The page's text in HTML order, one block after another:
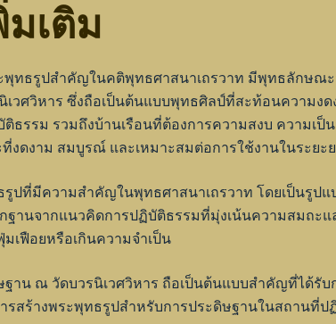
เติม
พุทธรูปสำคัญในคติพุทธศาสนาเถรวาท มีพุทธลักษณะ
วศวิหาร ซึ่งถือเป็นต้นแบบพุทธศิลป์ที่สะท้อนความง
ธรรม รวมถึงบ้านเรือนที่ต้องการความสงบ ความเ
ที่งดงาม สมบูรณ์ และเหมาะสมต่อการใช้งานในระยะ
ปที่มีความสำคัญในพุทธศาสนาเถรวาท โดยเป็นรูป
ฐานจากแนวคิดการปฏิบัติธรรมที่มุ่งเน้นความสมถะ
เฟือยหรือเกินความจำเป็น
าน ณ วัดบวรนิเวศวิหาร ถือเป็นต้นแบบสำคัญที่ได้รั
รสร้างพระพุทธรูปสำหรับการประดิษฐานในสถานที่